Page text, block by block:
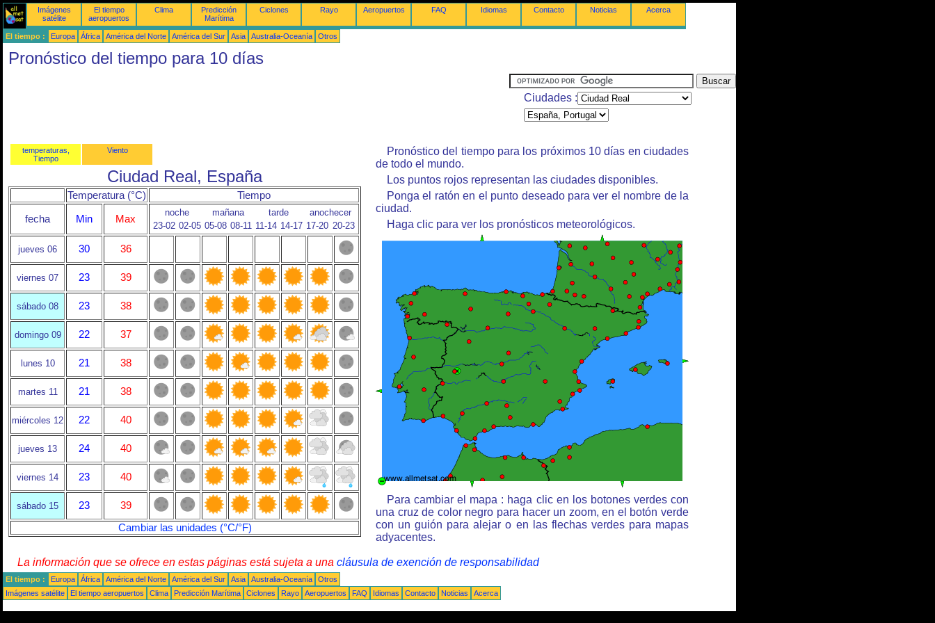
Imágenes
satélite
El tiempo
aeropuertos
Clima
Predicción
Marítima
Ciclones Rayo Aeropuertos FAQ Idiomas Contacto Noticias Acerca
El tiempo : Europa África América del Norte América del Sur Asia Australia-Oceanía Otros
Pronóstico del tiempo para 10 días
Ciudades :
temperaturas,
Tiempo
Viento
Ciudad Real, España
Temperatura (°C) Tiempo
fecha Min Max
noche mañana tarde
anochecer
23-02 02-05 05-08 08-11 11-14 14-17 17-20 20-23
jueves 06 30 36
viernes 07 23 39
sábado 08 23 38
domingo 09 22 37
lunes 10 21 38
martes 11 21 38
miércoles 12 22 40
jueves 13 24 40
viernes 14 23 40
sábado 15 23
39
Cambiar las unidades (°C/°F)
Pronóstico del tiempo para los próximos 10 días en ciudades
de todo el mundo.
Los puntos rojos representan las ciudades disponibles.
Ponga el ratón en el punto deseado para ver el nombre de la
ciudad.
Haga clic para ver los pronósticos meteorológicos.
Para cambiar el mapa : haga clic en los botones verdes con
una cruz de color negro para hacer un zoom, en el botón verde
con un guión para alejar o en las flechas verdes para mapas
adyacentes.
La información que se ofrece en estas páginas está sujeta a una cláusula de exención de responsabilidad
El tiempo : Europa África América del Norte América del Sur Asia Australia-Oceanía
Otros
Imágenes satélite
El tiempo aeropuertos Clima Predicción Marítima Ciclones Rayo Aeropuertos FAQ Idiomas Contacto Noticias Acerca